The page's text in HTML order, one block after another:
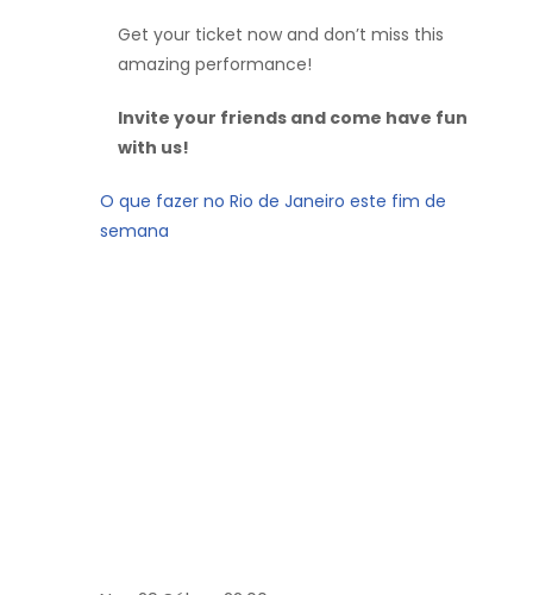
Get your ticket now and don’t miss this
amazing performance!
Invite your friends and come have fun
with us!
O que fazer no Rio de Janeiro este fim de
semana